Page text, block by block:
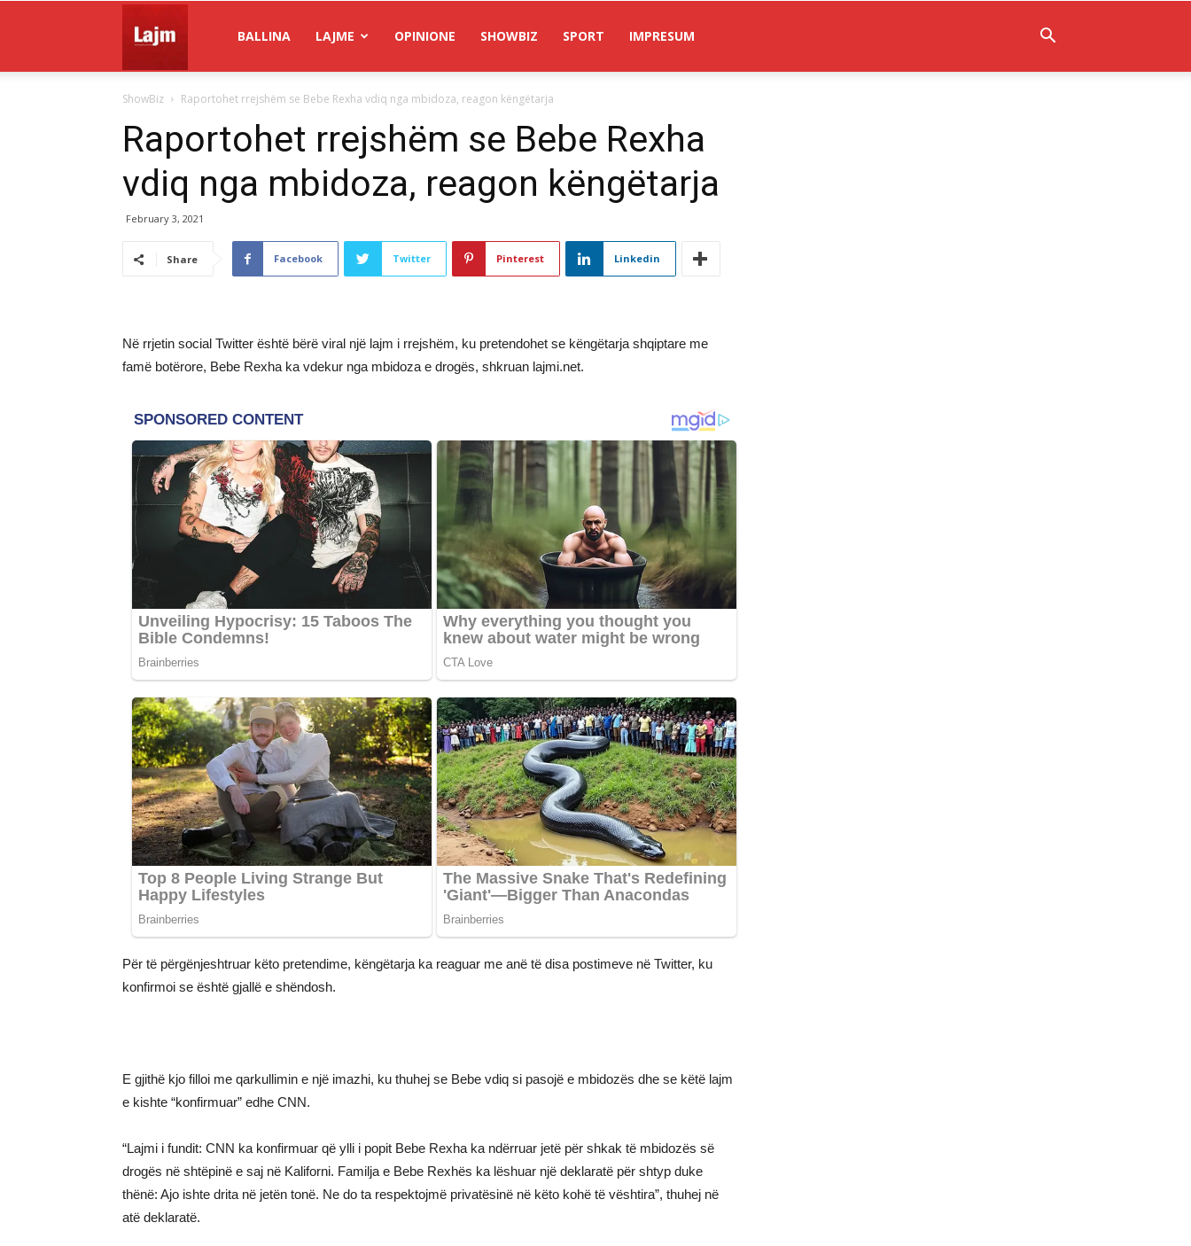
Lajm
BALLINA LAJME OPINIONE SHOWBIZ SPORT IMPRESUM
ShowBiz Raportohet rrejshëm se Bebe Rexha vdiq nga mbidoza, reagon këngëtarja
Raportohet rrejshëm se Bebe Rexha
vdiq nga mbidoza, reagon këngëtarja
February 3, 2021
Share Facebook Twitter Pinterest Linkedin
Në rrjetin social Twitter është bërë viral një lajm i rrejshëm, ku pretendohet se këngëtarja shqiptare me
famë botërore, Bebe Rexha ka vdekur nga mbidoza e drogës, shkruan lajmi.net.
Për të përgënjeshtruar këto pretendime, këngëtarja ka reaguar me anë të disa postimeve në Twitter, ku
konfirmoi se është gjallë e shëndosh.
E gjithë kjo filloi me qarkullimin e një imazhi, ku thuhej se Bebe vdiq si pasojë e mbidozës dhe se këtë lajm
e kishte “konfirmuar” edhe CNN.
“Lajmi i fundit: CNN ka konfirmuar që ylli i popit Bebe Rexha ka ndërruar jetë për shkak të mbidozës së
drogës në shtëpinë e saj në Kaliforni. Familja e Bebe Rexhës ka lëshuar një deklaratë për shtyp duke
thënë: Ajo ishte drita në jetën tonë. Ne do ta respektojmë privatësinë në këto kohë të vështira”, thuhej në
atë deklaratë.